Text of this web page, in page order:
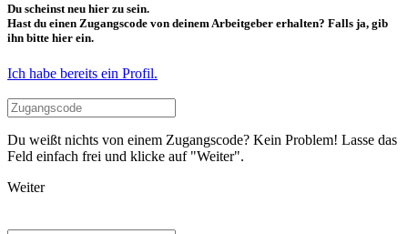
Du scheinst neu hier zu sein.
Hast du einen Zugangscode von deinem Arbeitgeber erhalten? Falls ja, gib
ihn bitte hier ein.
Ich habe bereits ein Profil.
Du weißt nichts von einem Zugangscode? Kein Problem! Lasse das
Feld einfach frei und klicke auf "Weiter".
Weiter